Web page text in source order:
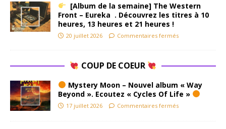
[Album de la semaine] The Western
Front – Eureka . Découvrez les titres à 10
heures, 13 heures et 21 heures !
20 juillet 2026 Commentaires fermés
COUP DE COEUR
Mystery Moon – Nouvel album « Way
Beyond ». Ecoutez « Cycles Of Life »
17 juillet 2026 Commentaires fermés